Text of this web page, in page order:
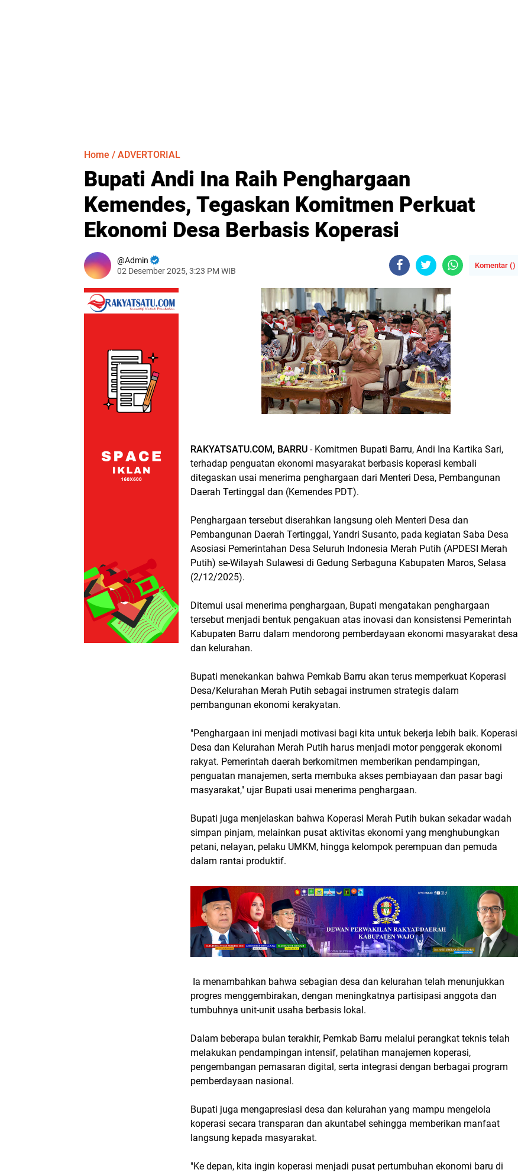
Home / ADVERTORIAL
Bupati Andi Ina Raih Penghargaan
Kemendes, Tegaskan Komitmen Perkuat
Ekonomi Desa Berbasis Koperasi
Admin
02 Desember 2025, 3:23 PM WIB
Komentar ()
RAKYATSATU.COM, BARRU - Komitmen Bupati Barru, Andi Ina Kartika Sari,
terhadap penguatan ekonomi masyarakat berbasis koperasi kembali
ditegaskan usai menerima penghargaan dari Menteri Desa, Pembangunan
Daerah Tertinggal dan (Kemendes PDT).
Penghargaan tersebut diserahkan langsung oleh Menteri Desa dan
Pembangunan Daerah Tertinggal, Yandri Susanto, pada kegiatan Saba Desa
Asosiasi Pemerintahan Desa Seluruh Indonesia Merah Putih (APDESI Merah
Putih) se-Wilayah Sulawesi di Gedung Serbaguna Kabupaten Maros, Selasa
(2/12/2025).
Ditemui usai menerima penghargaan, Bupati mengatakan penghargaan
tersebut menjadi bentuk pengakuan atas inovasi dan konsistensi Pemerintah
Kabupaten Barru dalam mendorong pemberdayaan ekonomi masyarakat desa
dan kelurahan.
Bupati menekankan bahwa Pemkab Barru akan terus memperkuat Koperasi
Desa/Kelurahan Merah Putih sebagai instrumen strategis dalam
pembangunan ekonomi kerakyatan.
"Penghargaan ini menjadi motivasi bagi kita untuk bekerja lebih baik. Koperasi
Desa dan Kelurahan Merah Putih harus menjadi motor penggerak ekonomi
rakyat. Pemerintah daerah berkomitmen memberikan pendampingan,
penguatan manajemen, serta membuka akses pembiayaan dan pasar bagi
masyarakat," ujar Bupati usai menerima penghargaan.
Bupati juga menjelaskan bahwa Koperasi Merah Putih bukan sekadar wadah
simpan pinjam, melainkan pusat aktivitas ekonomi yang menghubungkan
petani, nelayan, pelaku UMKM, hingga kelompok perempuan dan pemuda
dalam rantai produktif.
Ia menambahkan bahwa sebagian desa dan kelurahan telah menunjukkan
progres menggembirakan, dengan meningkatnya partisipasi anggota dan
tumbuhnya unit-unit usaha berbasis lokal.
Dalam beberapa bulan terakhir, Pemkab Barru melalui perangkat teknis telah
melakukan pendampingan intensif, pelatihan manajemen koperasi,
pengembangan pemasaran digital, serta integrasi dengan berbagai program
pemberdayaan nasional.
Bupati juga mengapresiasi desa dan kelurahan yang mampu mengelola
koperasi secara transparan dan akuntabel sehingga memberikan manfaat
langsung kepada masyarakat.
"Ke depan, kita ingin koperasi menjadi pusat pertumbuhan ekonomi baru di